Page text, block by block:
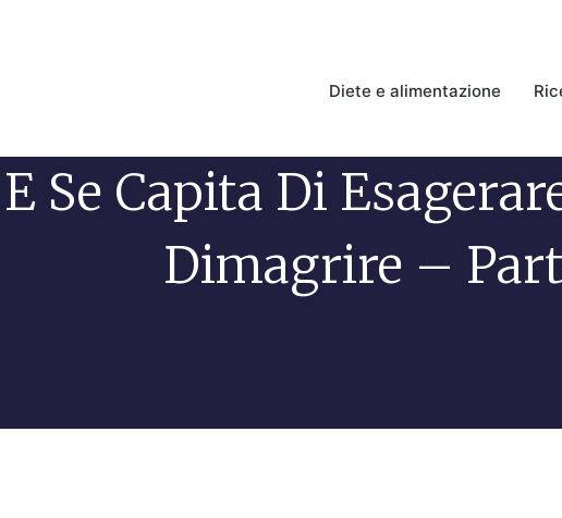
Diete e alimentazione
E Se Capita Di
Dimagrire –